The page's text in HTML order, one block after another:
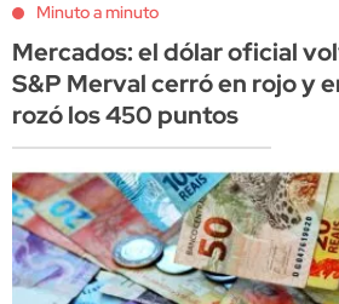
Minuto a minuto
Mercados: el dólar oficial
S&P Merval cerró en rojo y
rozó los 450 puntos